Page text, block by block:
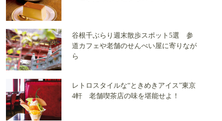
谷根千ぶらり週末散歩スポット5選 参
道カフェや老舗のせんべい屋に寄りなが
ら
レトロスタイルな“ときめきアイス”東京
4軒 老舗喫茶店の味を堪能せよ！